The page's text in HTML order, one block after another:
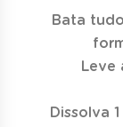
Bata
Leve
Dissolva